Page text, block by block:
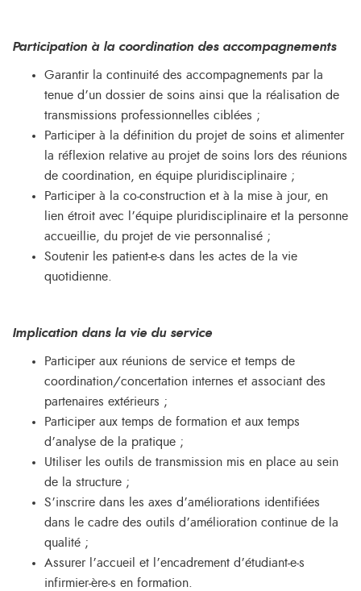
Participation à la coordination des accompagnements
Garantir la continuité des accompagnements par la
tenue d’un dossier de soins ainsi que la réalisation de
transmissions professionnelles ciblées ;
Participer à la définition du projet de soins et alimenter
la réflexion relative au projet de soins lors des réunions
de coordination, en équipe pluridisciplinaire ;
Participer à la co-construction et à la mise à jour, en
lien étroit avec l’équipe pluridisciplinaire et la personne
accueillie, du projet de vie personnalisé ;
Soutenir les patient-e-s dans les actes de la vie
quotidienne.
Implication dans la vie du service
Participer aux réunions de service et temps de
coordination/concertation internes et associant des
partenaires extérieurs ;
Participer aux temps de formation et aux temps
d’analyse de la pratique ;
Utiliser les outils de transmission mis en place au sein
de la structure ;
S’inscrire dans les axes d’améliorations identifiées
dans le cadre des outils d’amélioration continue de la
qualité ;
Assurer l’accueil et l’encadrement d’étudiant-e-s
infirmier-ère-s en formation.